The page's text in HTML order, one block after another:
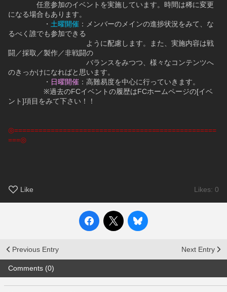
任意参加のイベントを実施しています。時間は稀に変更
になる場合もあります。
・ 土曜開催：メンバーのメインの進捗状況をみて、な
るべく誰でも参加できる
ように配慮します。また、実施内容は戦
闘／採取／製作／非戦闘の
バランスをみつつ、様々なコンテンツへ
のきっかけになればと思います。
・ 日曜開催：高難易度を中心に行っていきます。
※過去のFCイベントの履歴はFCホームページの[イベ
ント]項目をみて下さい！！
◎==================================================
===◎
Like Likes: 0
Previous Entry Next Entry
Comments (0)